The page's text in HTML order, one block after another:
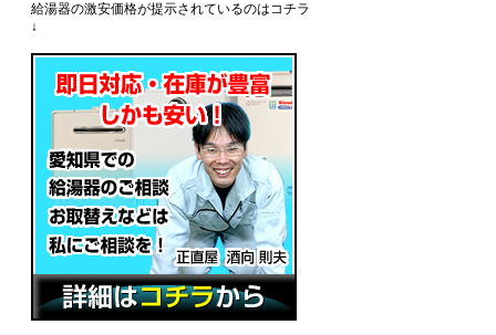
給湯器の激安価格が提示されているのはコチラ
↓